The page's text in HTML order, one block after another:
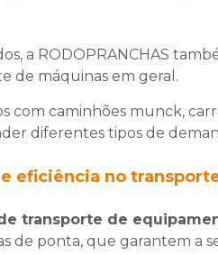
a RODOPRANCHAS
de máquinas em geral.
com caminhões munck,
diferentes tipos de
eficiência no
transporte de
de ponta, que garantem a